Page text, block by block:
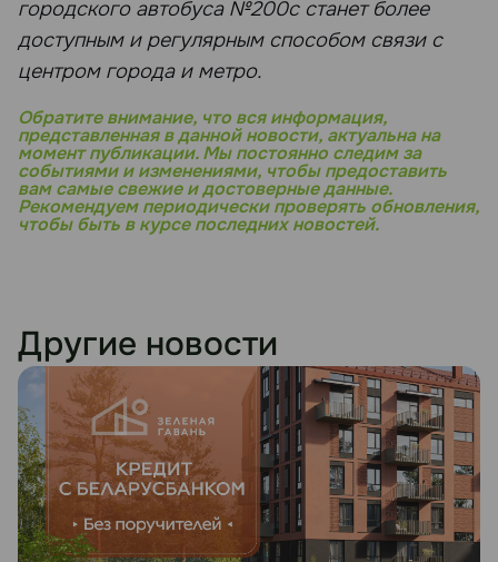
городского автобуса №200с станет более
доступным и регулярным способом связи с
центром города и метро.
Обратите внимание, что вся информация,
представленная в данной новости, актуальна на
момент публикации. Мы постоянно следим за
событиями и изменениями, чтобы предоставить
вам самые свежие и достоверные данные.
Рекомендуем периодически проверять обновления,
чтобы быть в курсе последних новостей.
Другие новости